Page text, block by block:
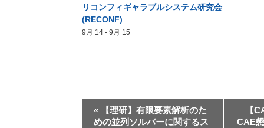
リコンフィギャラブルシステム研究会
(RECONF)
9月 14- 9月 15
«【理研】有限要素解析のた
めの並列ソルバーに関するス
【
CAE